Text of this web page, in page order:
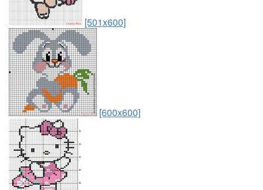
[501x600]
[600x600]